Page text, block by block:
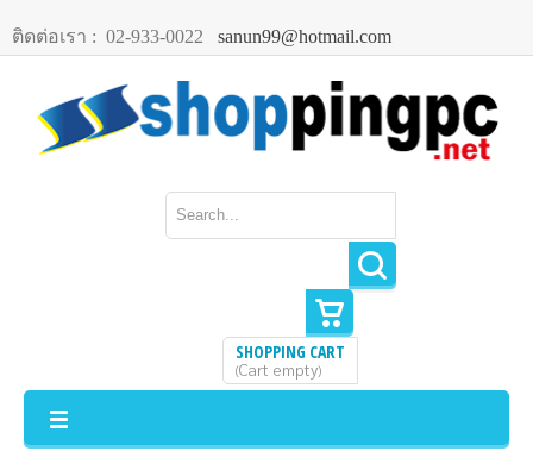
ติดต่อเรา : 02-933-0022 sanun99@hotmail.com
SHOPPING CART
(Cart empty)